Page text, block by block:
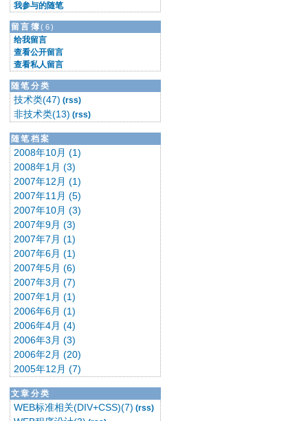
我参与的随笔
留言簿(6)
给我留言
查看公开留言
查看私人留言
随笔分类
技术类(47) (rss)
非技术类(13) (rss)
随笔档案
2008年10月 (1)
2008年1月 (3)
2007年12月 (1)
2007年11月 (5)
2007年10月 (3)
2007年9月 (3)
2007年7月 (1)
2007年6月 (1)
2007年5月 (6)
2007年3月 (7)
2007年1月 (1)
2006年6月 (1)
2006年4月 (4)
2006年3月 (3)
2006年2月 (20)
2005年12月 (7)
文章分类
WEB标准相关(DIV+CSS)(7) (rss)